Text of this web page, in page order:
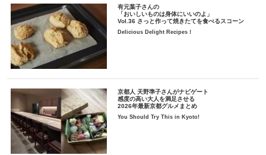
有元葉子さんの
「おいしいものは身体にいいのよ」
Vol.36 さっと作って焼きたてを食べるスコーン
Delicious Delight Recipes！
京都人 天野準子さんがナビゲート
感度の高い大人を満足させる
2026年最新京都グルメまとめ
You Should Try This in Kyoto!